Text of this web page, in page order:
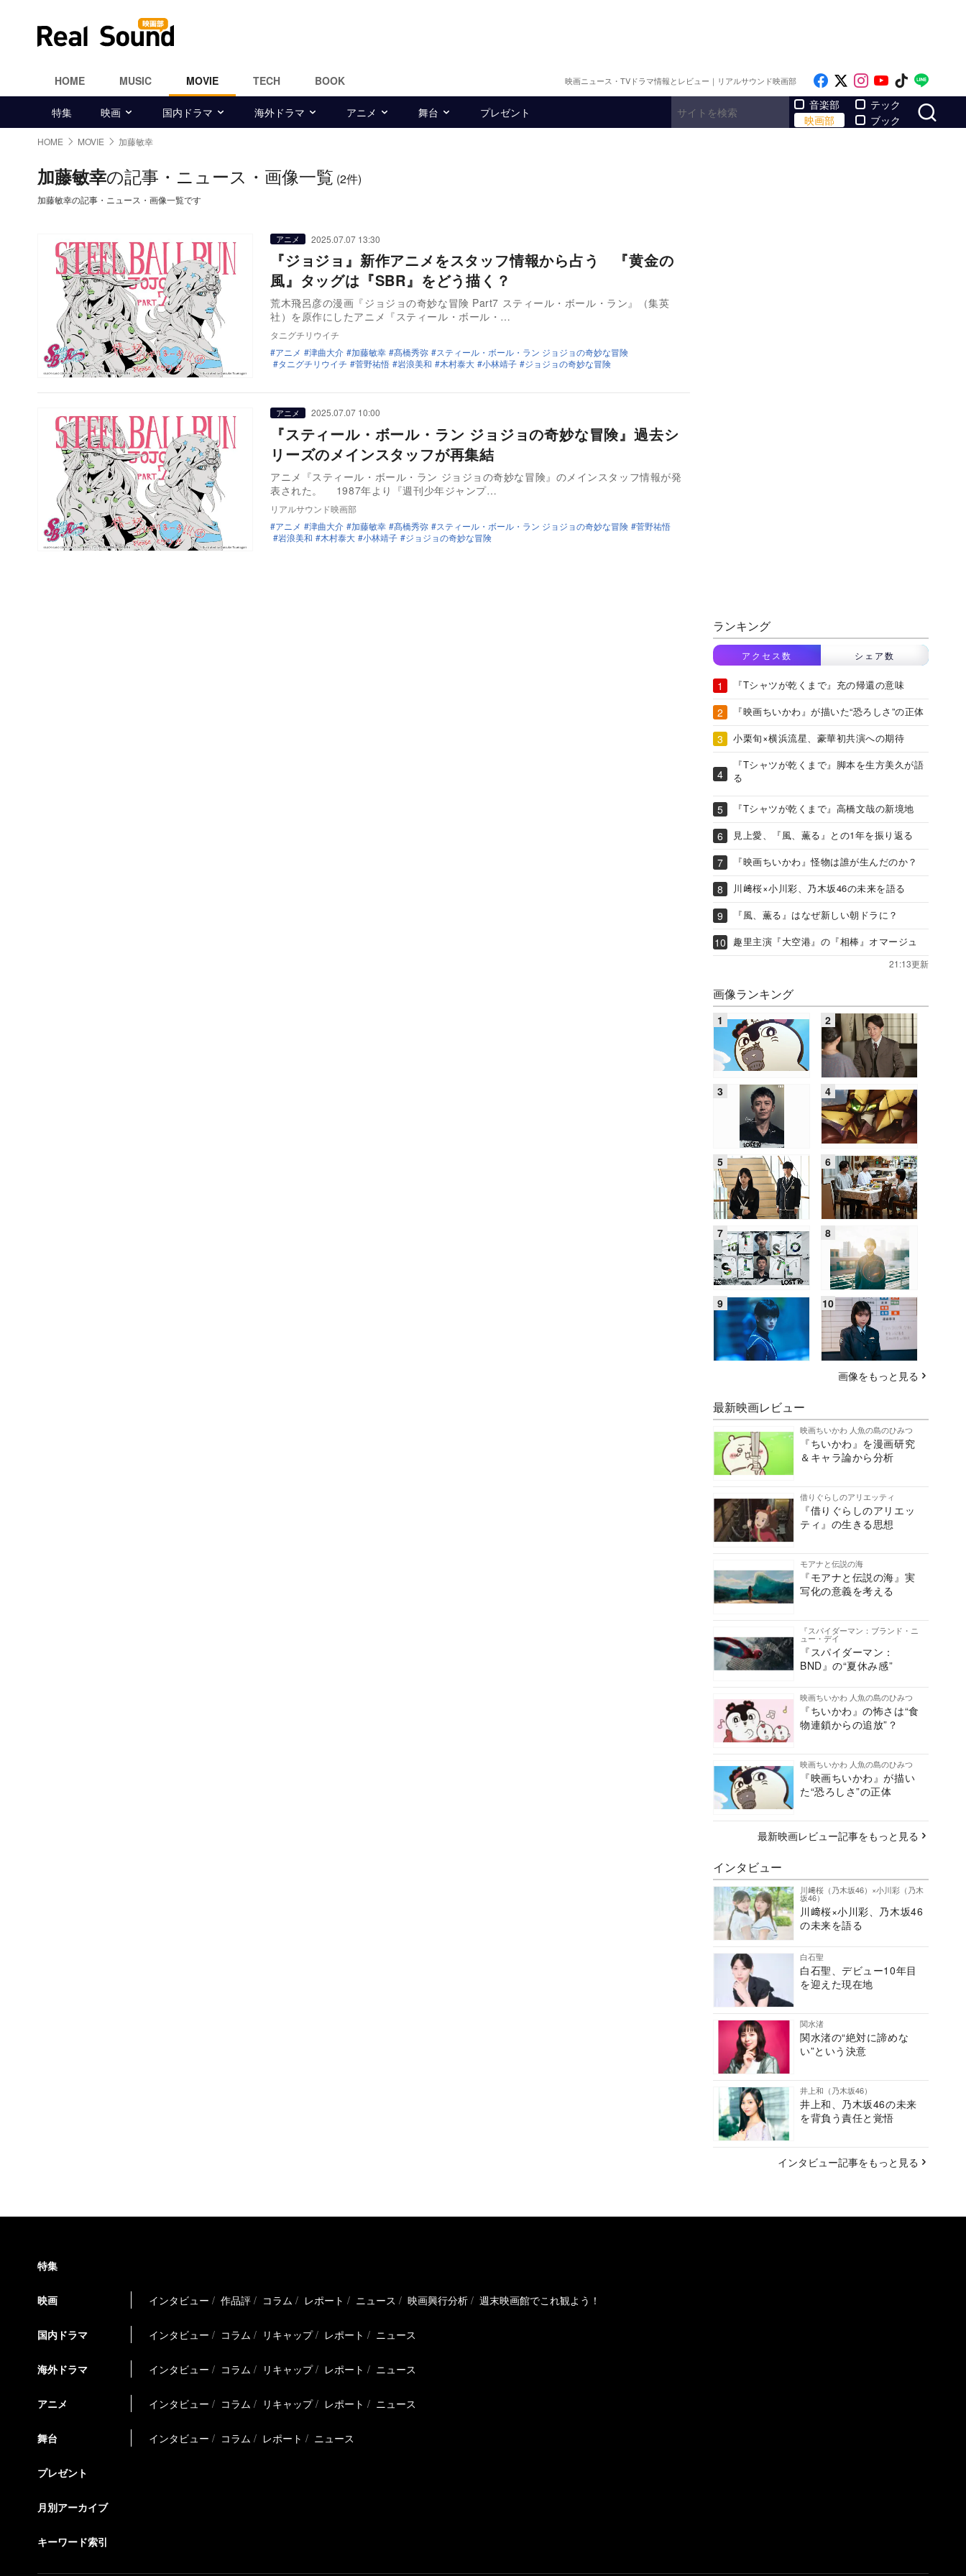
HOME MUSIC MOVIE TECH BOOK 映画ニュース・TVドラマ情報とレビュー｜リアルサウンド映画部 Like on Facebook
Follow on x
Follow on
Follow on
Follow
特集 映画 国内ドラマ 海外ドラマ アニメ 舞台 プレゼント
音楽部
映画部
テック
ブック
HOME MOVIE 加藤敏幸
加藤敏幸の記事・ニュース・画像一覧 (2件)
加藤敏幸の記事・ニュース・画像一覧です
アニメ 2025.07.07 13:30
『ジョジョ』新作アニメをスタッフ情報から占う 『黄金の
風』タッグは『SBR』をどう描く？
荒木飛呂彦の漫画『ジョジョの奇妙な冒険 Part7 スティール・ボール・ラン』（集英
社）を原作にしたアニメ『スティール・ボール・…
タニグチリウイチ
アニメ
津曲大介 加藤敏幸 髙橋秀弥
スティール・ボール・ラン ジョジョの奇妙な冒険
タニグチリウイチ
菅野祐悟 岩浪美和 木村泰大 小林靖子 ジョジョの奇妙な冒険
アニメ 2025.07.07 10:00
『スティール・ボール・ラン ジョジョの奇妙な冒険』過去シ
リーズのメインスタッフが再集結
アニメ『スティール・ボール・ラン ジョジョの奇妙な冒険』のメインスタッフ情報が発
表された。 1987年より『週刊少年ジャンプ…
リアルサウンド映画部
アニメ
津曲大介 加藤敏幸 髙橋秀弥 スティール・ボール・ラン ジョジョの奇妙な冒険
菅野祐悟
岩浪美和
木村泰大 小林靖子 ジョジョの奇妙な冒険
ランキング
アクセス数 シェア数
『Tシャツが乾くまで』充の帰還の意味
『映画ちいかわ』が描いた“恐ろしさ”の正体
小栗旬×横浜流星、豪華初共演への期待
『Tシャツが乾くまで』脚本を生方美久が語
る
『Tシャツが乾くまで』高橋文哉の新境地
見上愛、『風、薫る』との1年を振り返る
『映画ちいかわ』怪物は誰が生んだのか？
川﨑桜×小川彩、乃木坂46の未来を語る
『風、薫る』はなぜ新しい朝ドラに？
趣里主演『大空港』の『相棒』オマージュ
21:13更新
画像ランキング
画像をもっと見る
最新映画レビュー
映画ちいかわ 人魚の島のひみつ
『ちいかわ』を漫画研究
＆キャラ論から分析
借りぐらしのアリエッティ
『借りぐらしのアリエッ
ティ』の生きる思想
モアナと伝説の海
『モアナと伝説の海』実
写化の意義を考える
『スパイダーマン：ブランド・ニ
ュー・デイ
『スパイダーマン：
BND』の“夏休み感”
映画ちいかわ 人魚の島のひみつ
『ちいかわ』の怖さは“食
物連鎖からの追放”？
映画ちいかわ 人魚の島のひみつ
『映画ちいかわ』が描い
た“恐ろしさ”の正体
最新映画レビュー記事をもっと見る
インタビュー
川﨑桜（乃木坂46）×小川彩（乃木
坂46）
川﨑桜×小川彩、乃木坂46
の未来を語る
白石聖
白石聖、デビュー10年目
を迎えた現在地
関水渚
関水渚の“絶対に諦めな
い”という決意
井上和（乃木坂46）
井上和、乃木坂46の未来
を背負う責任と覚悟
インタビュー記事をもっと見る
特集
映画 インタビュー 作品評 コラム レポート ニュース 映画興行分析 週末映画館でこれ観よう！
国内ドラマ インタビュー コラム リキャップ レポート ニュース
海外ドラマ インタビュー コラム リキャップ レポート ニュース
アニメ インタビュー コラム リキャップ レポート ニュース
舞台 インタビュー コラム レポート ニュース
プレゼント
月別アーカイブ
キーワード索引